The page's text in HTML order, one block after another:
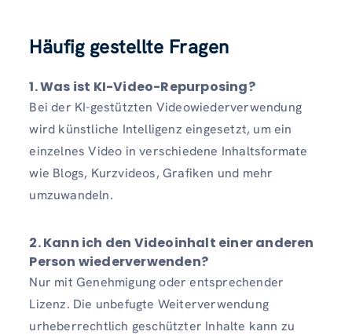
Häufig gestellte Fragen
1.Was ist KI-Video-Repurposing?
Bei der KI-gestützten Videowiederverwendung
wird künstliche Intelligenz eingesetzt, um ein
einzelnes Video in verschiedene Inhaltsformate
wie Blogs, Kurzvideos, Grafiken und mehr
umzuwandeln.
2.Kann ich den Videoinhalt einer anderen
Person wiederverwenden?
Nur mit Genehmigung oder entsprechender
Lizenz. Die unbefugte Weiterverwendung
urheberrechtlich geschützter Inhalte kann zu